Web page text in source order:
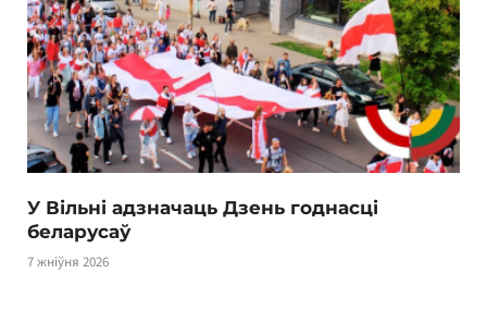
У Вільні адзначаць Дзень годнасці
беларусаў
7 жніўня 2026